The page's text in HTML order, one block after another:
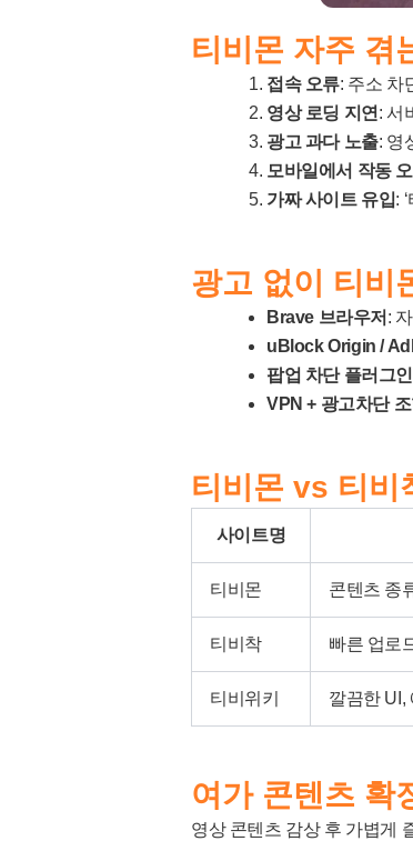
티비몬 자주 겪
접속 오류: 주소 차
영상 로딩 지연 : 서
광고 과다 노출: 영
모바일에서 작동
가짜 사이트 유입:
광고 없이 티비
Brave 브라우저 :
uBlock Origin /
팝업 차단 플러그인
VPN + 광고차단
티비몬 vs 티비
사이트명
티비몬 콘텐츠 종
티비착 빠른 업로
티비위키 깔끔한 UI,
여가 콘텐츠 확
영상 콘텐츠 감상 후 가볍게